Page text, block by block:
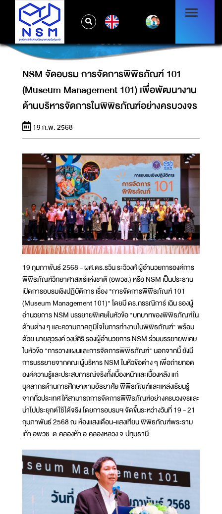
NSM จัดอบรม การจัดการพิพิธภัณฑ์ 101
(MUSEUM MANAGEMENT 101) เพื่อพัฒนา
งานด้านบริหารจัดการในพิพิธภัณฑ์อย่างครบ
วงจร
NSM จัดอบรม การจัดการพิพิธภัณฑ์ 101
(Museum Management 101) เพื่อพัฒนางาน
ด้านบริหารจัดการในพิพิธภัณฑ์อย่างครบวงจร
19 ก.พ. 2568
19 กุมภาพันธ์ 2568 - ผศ.ดร.รวิน ระวิวงศ์ ผู้อำนวยการองค์การ
พิพิธภัณฑ์วิทยาศาสตร์แห่งชาติ (อพวช.) หรือ NSM เป็นประธาน
เปิดการอบรมเชิงปฏิบัติการ เรื่อง "การจัดการพิพิธภัณฑ์ 101
(Museum Management 101)" โดยมี ดร.กรรณิการ์ เฉิน รองผู้
อำนวยการ NSM บรรยายพิเศษในหัวข้อ "บทบาทของพิพิธภัณฑ์ใน
ด้านต่าง ๆ และความภาคภูมิใจในการทำงานในพิพิธภัณฑ์" พร้อม
ด้วย นายสุวรงค์ วงษ์ศิริ รองผู้อำนวยการ NSM ร่วมบรรยายพิเศษ
ในหัวข้อ "การวางแผนและการจัดการพิพิธภัณฑ์" นอกจากนี้ ยังมี
การบรรยายจากคณะผู้บริหาร NSM ในหัวข้อต่าง ๆ เพื่อถ่ายทอด
องค์ความรู้และประสบการณ์จริงทั้งเบื้องหน้าและเบื้องหลัง แก่
บุคลากรด้านการศึกษาตามอัธยาศัย พิพิธภัณฑ์และแหล่งเรียนรู้
จากทั่วประเทศ ให้สามารถการจัดการพิพิธภัณฑ์อย่างครบวงจรและ
นำไปประยุกต์ใช้ได้จริง โดยการอบรมฯ จัดขึ้นระหว่างวันที่ 19 - 21
กุมภาพันธ์ 2568 ณ ห้องแสงเดือน-แสงเทียน พิพิธภัณฑ์พระราม
เก้า อพวช. ต.คลองห้า อ.คลองหลวง จ.ปทุมธานี